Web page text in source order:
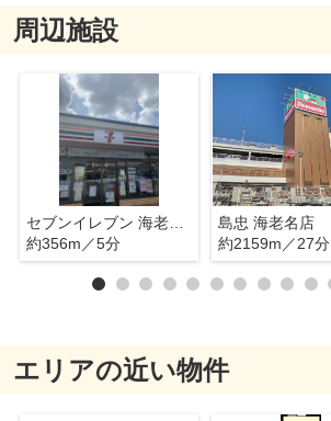
周辺施設
セブンイレブン 海老名柏ヶ谷店
約356m／5分
島忠 海老名店
約2159m／27分
エリアの近い物件